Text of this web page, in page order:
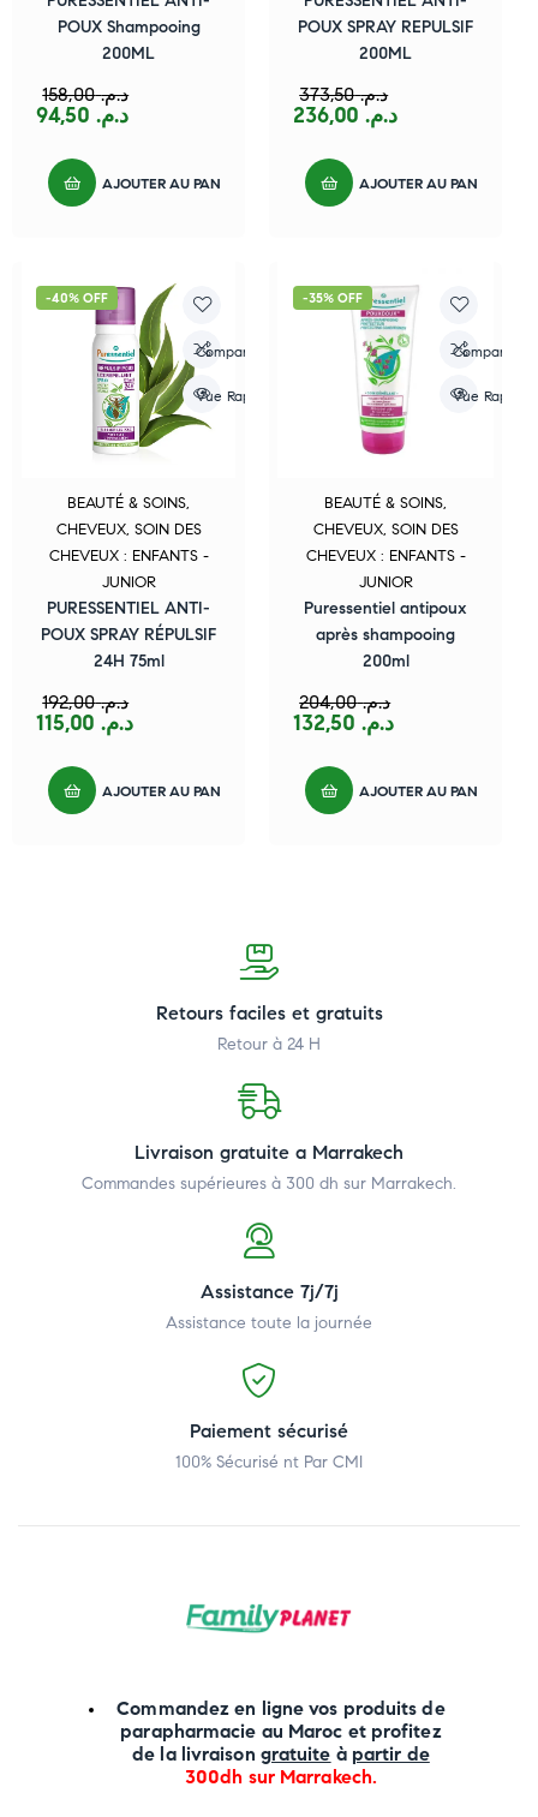
POUX Shampooing
200ML
د.م.158,00
د.م.
AJOUTER AU PANIER
POUX SPRAY REPULSIF
200ML
د.م.373,50
د.م.
AJOUTER AU PANIER
-40% OFF
Compare
Vue Rapide
BEAUTÉ & SOINS,
CHEVEUX, SOIN DES
CHEVEUX : ENFANTS -
JUNIOR
PURESSENTIEL ANTI-
POUX SPRAY RÉPULSIF
24H 75ml
د.م.192,00
د.م.
AJOUTER AU PANIER
-35% OFF
Compare
Vue Rapide
BEAUTÉ & SOINS,
CHEVEUX, SOIN DES
CHEVEUX : ENFANTS -
JUNIOR
Puressentiel antipoux
après shampooing
200ml
د.م.204,00
د.م.
AJOUTER AU PANIER
Retours faciles et gratuits
Retour à 24 H
Livraison gratuite a Marrakech
Commandes supérieures à 300 dh sur Marrakech.
Assistance 7j/7j
Assistance toute la journée
Paiement sécurisé
100% Sécurisé nt Par CMI
Commandez en ligne vos produits de
parapharmacie au Maroc et profitez
de la livraison gratuite à partir de
300dh sur Marrakech.